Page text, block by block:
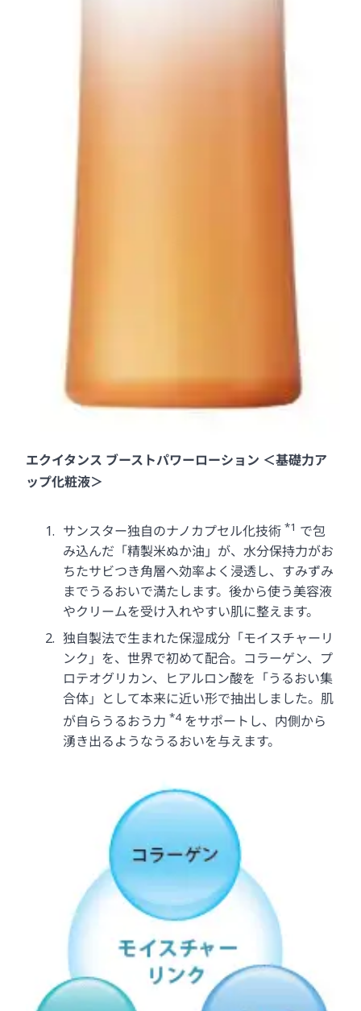
エクイタンス ブーストパワーローション ＜基礎力ア
ップ化粧液＞
サンスター独自のナノカプセル化技術 *1 で包
み込んだ「精製米ぬか油」が、水分保持力がお
ちたサビつき角層へ効率よく浸透し、すみずみ
までうるおいで満たします。後から使う美容液
やクリームを受け入れやすい肌に整えます。
独自製法で生まれた保湿成分「モイスチャーリ
ンク」を、世界で初めて配合。コラーゲン、プ
ロテオグリカン、ヒアルロン酸を「うるおい集
合体」として本来に近い形で抽出しました。肌
が自らうるおう力 *4 をサポートし、内側から
湧き出るようなうるおいを与えます。